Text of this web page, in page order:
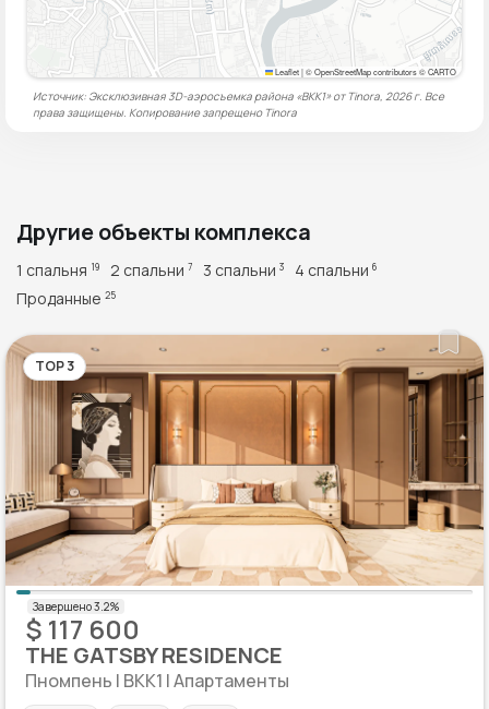
Leaflet|© OpenStreetMap contributors © CARTO
Источник: Эксклюзивная 3D-аэросъемка района «BKK1» от Tinora, 2026 г. Все
права защищены. Копирование запрещено Tinora
Другие объекты комплекса
1 спальня 19 2 спальни 7 3 спальни 3 4 спальни 6
Проданные 25
TOP 3
$ 117 600
THE GATSBY RESIDENCE
Пномпень | BKK1 | Апартаменты